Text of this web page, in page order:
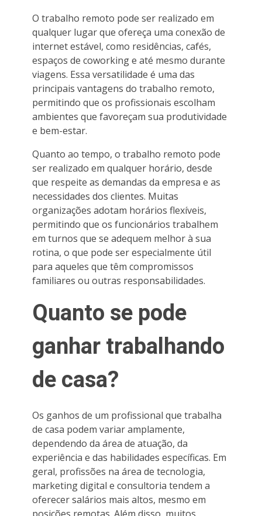
O trabalho remoto pode ser realizado em
qualquer lugar que ofereça uma conexão de
internet estável, como residências, cafés,
espaços de coworking e até mesmo durante
viagens. Essa versatilidade é uma das
principais vantagens do trabalho remoto,
permitindo que os profissionais escolham
ambientes que favoreçam sua produtividade
e bem-estar.
Quanto ao tempo, o trabalho remoto pode
ser realizado em qualquer horário, desde
que respeite as demandas da empresa e as
necessidades dos clientes. Muitas
organizações adotam horários flexíveis,
permitindo que os funcionários trabalhem
em turnos que se adequem melhor à sua
rotina, o que pode ser especialmente útil
para aqueles que têm compromissos
familiares ou outras responsabilidades.
Quanto se pode
ganhar trabalhando
de casa?
Os ganhos de um profissional que trabalha
de casa podem variar amplamente,
dependendo da área de atuação, da
experiência e das habilidades específicas. Em
geral, profissões na área de tecnologia,
marketing digital e consultoria tendem a
oferecer salários mais altos, mesmo em